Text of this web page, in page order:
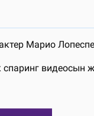
Марио
видеосын